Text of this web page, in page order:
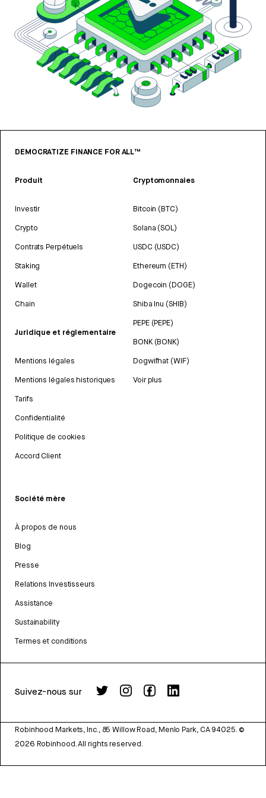
DEMOCRATIZE FINANCE FOR ALL™
Produit
Investir
Crypto
Contrats Perpétuels
Staking
Wallet
Chain
Juridique et réglementaire
Mentions légales
Mentions légales historiques
Tarifs
Confidentialité
Politique de cookies
Accord Client
Cryptomonnaies
Bitcoin (BTC)
Solana (SOL)
USDC (USDC)
Ethereum (ETH)
Dogecoin (DOGE)
Shiba Inu (SHIB)
PEPE (PEPE)
BONK (BONK)
Dogwifhat (WIF)
Voir plus
Société mère
À propos de nous
Blog
Presse
Relations Investisseurs
Assistance
Sustainability
Termes et conditions
Suivez-nous sur
Robinhood Markets, Inc., 85 Willow Road, Menlo Park, CA 94025. ©
2026 Robinhood. All rights reserved.